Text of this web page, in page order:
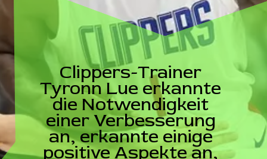
Clippers-Trainer
Tyronn Lue erkannte
die Notwendigkeit
einer Verbesserung
an, erkannte einige
positive Aspekte an,